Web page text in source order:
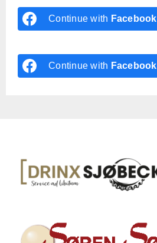
Continue with Facebook
Continue with Facebook